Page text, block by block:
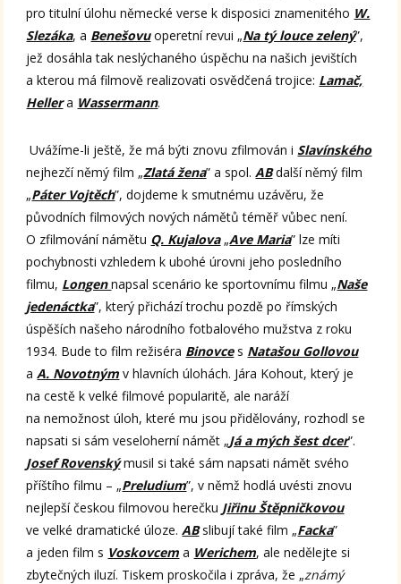
pro titulní úlohu německé verse k disposici znamenitého W.
Slezáka, a Benešovuoperetní revui „Na tý louce zelený”,
jež dosáhla tak neslýchaného úspěchu na našich jevištích
a kterou má filmově realizovati osvědčená trojice: Lamač,
Hellera Wassermann.
Uvážíme-li ještě, že má býti znovu zfilmován iSlavínského
nejhezčí němý film „Zlatá žena” a spol.ABdalší němý film
„Páter Vojtěch”, dojdeme k smutnému uzávěru, že
původních filmových nových námětů téměř vůbec není.
O zfilmování námětu Q. Kujalova„Ave Maria” lze míti
pochybnosti vzhledem k ubohé úrovni jeho posledního
filmu, Longennapsal scenário ke sportovnímu filmu „Naše
jedenáctka”, který přichází trochu pozdě po římských
úspěších našeho národního fotbalového mužstva z roku
1934. Bude to film režiséra Binovces Natašou Gollovou
aA. Novotným v hlavních úlohách. Jára Kohout, který je
na cestě k velké filmové popularitě, ale naráží
na nemožnost úloh, které mu jsou přidělovány, rozhodl se
napsati si sám veseloherní námět „Já a mých šest dcer”.
Josef Rovenskýmusil si také sám napsati námět svého
příštího filmu – „Preludium”, v němž hodlá uvésti znovu
nejlepší českou filmovou herečku Jiřinu Štěpničkovou
ve velké dramatické úloze.ABslibují také film „Facka”
a jeden film s Voskovcem a Werichem, ale nedělejte si
zbytečných iluzí. Tiskem proskočila i zpráva, že „známý